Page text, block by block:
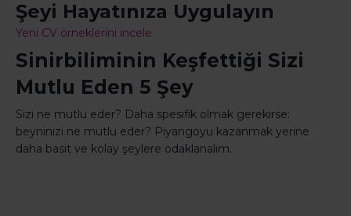
Şeyi Hayatınıza Uygulayın
Yeni CV örneklerini incele
Sinirbiliminin Keşfettiği Sizi
Mutlu Eden 5 Şey
Sizi ne mutlu eder? Daha spesifik olmak gerekirse:
beyninizi ne mutlu eder? Piyangoyu kazanmak yerine
daha basit ve kolay şeylere odaklanalım.